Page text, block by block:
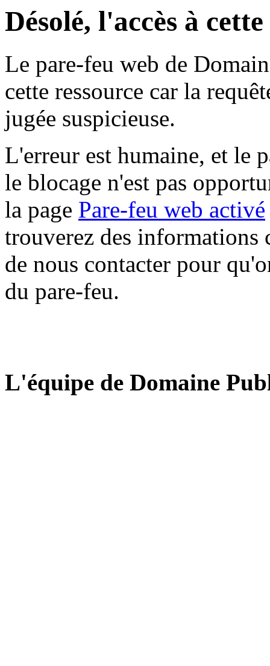
Désolé, l'accès à
Le pare-feu web de
cette ressource car la
jugée suspicieuse.
L'erreur est humaine, et le
le blocage n'est pas
la page Pare-feu web activé
trouverez des informations
de nous contacter pour
du pare-feu.
L'équipe de Domaine